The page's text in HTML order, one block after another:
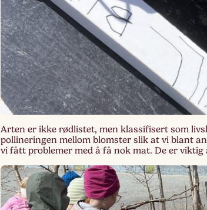
Arten er ikke rødlistet, men klassifisert som
pollineringen mellom blomster slik at vi blant
vi fått problemer med å få nok mat. De er viktig